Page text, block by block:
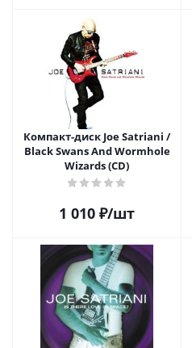
Компакт-диск Joe Satriani /
Black Swans And Wormhole
Wizards (CD)
1 010 ₽/шт